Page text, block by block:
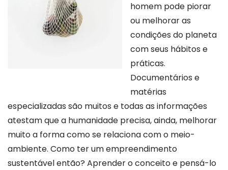
homem pode piorar
ou melhorar as
condições do planeta
com seus hábitos e
práticas.
Documentários e
matérias
especializadas são muitos e todas as informações
atestam que a humanidade precisa, ainda, melhorar
muito a forma como se relaciona com o meio-
ambiente. Como ter um empreendimento
sustentável então? Aprender o conceito e pensá-lo